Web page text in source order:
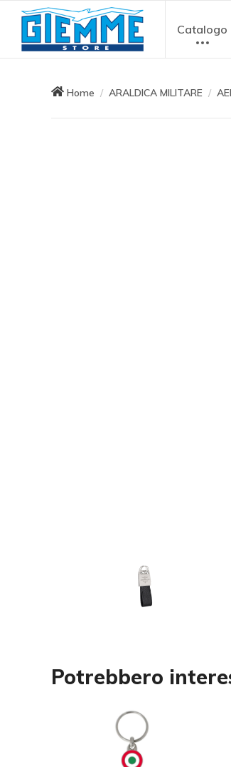
Catalogo
Home ARALDICA MILITARE
Potrebbero